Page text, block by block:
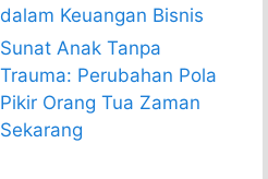
dalam Keuangan Bisnis
Sunat Anak Tanpa
Trauma: Perubahan Pola
Pikir Orang Tua Zaman
Sekarang